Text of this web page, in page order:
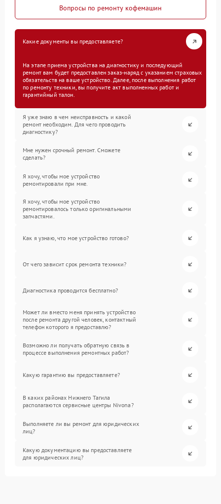
Вопросы по ремонту кофемашин
Какие документы вы предоставляете?
На этапе приема устройства на диагностику и последующий
ремонт вам будет предоставлен заказ-наряд с указанием страховых
обязательств на ваше устройство. Далее, после выполнения работ
по ремонту техники, вы получите акт выполненных работ и
гарантийный талон.
Я уже знаю в чем неисправность и какой
ремонт необходим. Для чего проводить
диагностику?
Мне нужен срочный ремонт. Сможете
сделать?
Я хочу, чтобы мое устройство
ремонтировали при мне.
Я хочу, чтобы мое устройство
ремонтировалось только оригинальными
запчастями.
Как я узнаю, что мое устройство готово?
От чего зависит срок ремонта техники?
Диагностика проводится бесплатно?
Может ли вместо меня принять устройство
после ремонта другой человек, контактный
телефон которого я предоставлю?
Возможно ли получать обратную связь в
процессе выполнения ремонтных работ?
Какую гарантию вы предоставляете?
В каких районах Нижнего Тагила
располагаются сервисные центры Nivona?
Выполняете ли вы ремонт для юридических
лиц?
Какую документацию вы предоставляете
для юридических лиц?